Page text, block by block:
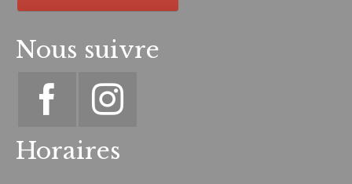
Nous suivre
Horaires